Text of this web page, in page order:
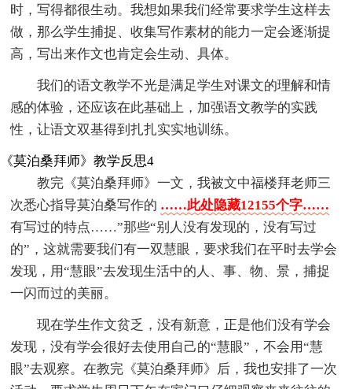
时，写得都很生动。我想如果我们经常要求学生这样去
做，那么学生捕捉、收集写作素材的能力一定会逐渐提
高，写出来作文也肯定会生动、具体。
我们的语文教学不光是满足学生对课文的理解和情
感的体验，还应该在此基础上，加强语文教学的实践
性，让语文双基得到扎扎实实地训练。
《莫泊桑拜师》教学反思4
教完《莫泊桑拜师》一文，我被文中福楼拜老师三
次悉心指导莫泊桑写作的 ……此处隐藏12155个字……
有写过的特点……”那些“别人没有发现的，没有写过
的”，这就需要我们有一双慧眼，要求我们在平时去学会
发现，用“慧眼”去发现生活中的人、事、物、景，捕捉
一闪而过的美丽。
现在学生作文贫乏，没有新意，正是他们没有学会
发现，没有学会很好去使用自己的“慧眼”，不会用“慧
眼”去观察。在教完《莫泊桑拜师》后，我也安排了一次